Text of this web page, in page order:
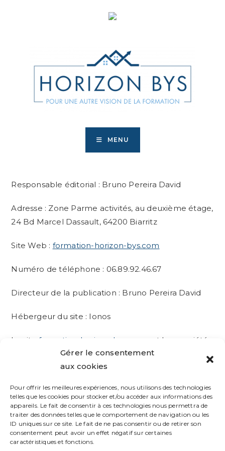
Gérer le consentement
aux cookies
Pour offrir les meilleures expériences, nous utilisons des technologies
telles que les cookies pour stocker et/ou accéder aux informations des
appareils. Le fait de consentir à ces technologies nous permettra de
traiter des données telles que le comportement de navigation ou les
ID uniques sur ce site. Le fait de ne pas consentir ou de retirer son
consentement peut avoir un effet négatif sur certaines
caractéristiques et fonctions.
MENU
Responsable éditorial : Bruno Pereira David
Adresse : Zone Parme activités, au deuxième étage,
24 Bd Marcel Dassault, 64200 Biarritz
Site Web : formation-horizon-bys.com
Numéro de téléphone : 06.89.92.46.67
Directeur de la publication : Bruno Pereira David
Hébergeur du site : Ionos
Le site formation-horizon-bys.com
est la propriété
de Bruno Pereira David. Toute reproduction, totale
ou partielle, est strictement interdite sans
images, vidéos, etc.) sont protégés par les lois en
vigueur sur la propriété intellectuelle. Pour toute
question ou réclamation, veuillez nous contacter
par téléphone ou par e-mail.